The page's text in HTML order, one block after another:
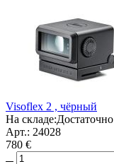
Visoflex 2 , чёрный
На складе:Достаточно
Арт.: 24028
780 €